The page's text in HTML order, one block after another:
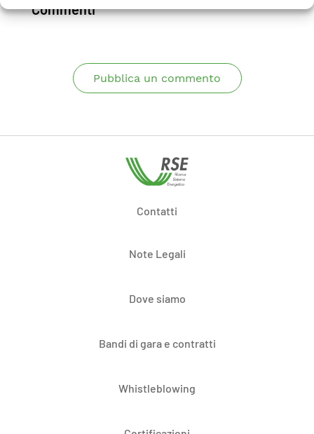
Commenti
Pubblica un commento
Contatti
Note Legali
Dove siamo
Bandi di gara e contratti
Whistleblowing